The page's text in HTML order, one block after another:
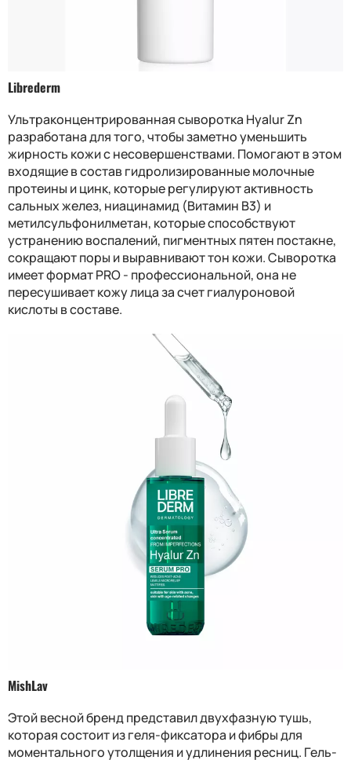
Librederm
Ультраконцентрированная сыворотка Hyalur Zn
разработана для того, чтобы заметно уменьшить
жирность кожи с несовершенствами. Помогают в этом
входящие в состав гидролизированные молочные
протеины и цинк, которые регулируют активность
сальных желез, ниацинамид (Витамин B3) и
метилсульфонилметан, которые способствуют
устранению воспалений, пигментных пятен постакне,
сокращают поры и выравнивают тон кожи. Сыворотка
имеет формат PRO - профессиональной, она не
пересушивает кожу лица за счет гиалуроновой
кислоты в составе.
MishLav
Этой весной бренд представил двухфазную тушь,
которая состоит из геля-фиксатора и фибры для
моментального утолщения и удлинения ресниц. Гель-